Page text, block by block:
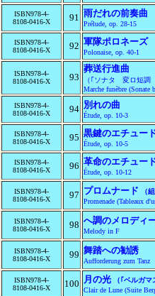
ISBN978-4-
8108-0416-X
91 雨だれの前奏曲
Prélude, op. 28-15
ISBN978-4-
8108-0416-X
92 軍隊ポロネーズ
Polonaise, op. 40-1
ISBN978-4-
8108-0416-X
93
葬送行進曲
（｢ソナタ 変ロ短調
Marche funèbre
ISBN978-4-
8108-0416-X
94 別れの曲
Étude, op. 10-3
ISBN978-4-
8108-0416-X
95 黒鍵のエチュー
Étude, op. 10-5
ISBN978-4-
8108-0416-X
96 革命のエチュー
Étude, op. 10-12
ISBN978-4-
8108-0416-X
97 プロムナード
（
Promenade (Tableaux
ISBN978-4-
8108-0416-X
98 へ調のメロディ
Melody in F
ISBN978-4-
8108-0416-X
99 舞踏への勧誘
Aufforderung zum Tanz
ISBN978-4-
8108-0416-X
100 月の光
（｢ベルガマ
Clair de Lune (Suite